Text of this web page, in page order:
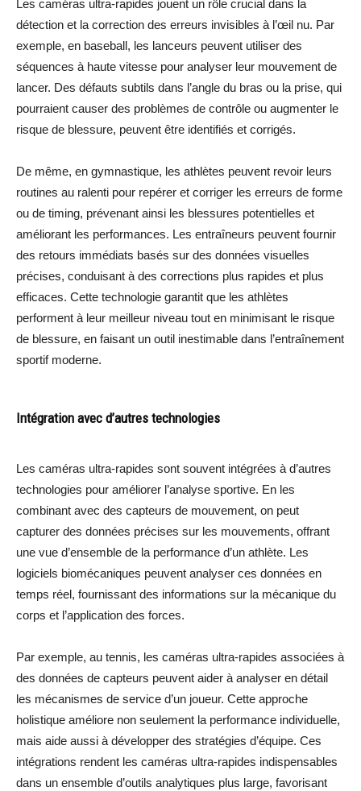
Les caméras ultra-rapides jouent un rôle crucial dans la
détection et la correction des erreurs invisibles à l’œil nu. Par
exemple, en baseball, les lanceurs peuvent utiliser des
séquences à haute vitesse pour analyser leur mouvement de
lancer. Des défauts subtils dans l’angle du bras ou la prise, qui
pourraient causer des problèmes de contrôle ou augmenter le
risque de blessure, peuvent être identifiés et corrigés.
De même, en gymnastique, les athlètes peuvent revoir leurs
routines au ralenti pour repérer et corriger les erreurs de forme
ou de timing, prévenant ainsi les blessures potentielles et
améliorant les performances. Les entraîneurs peuvent fournir
des retours immédiats basés sur des données visuelles
précises, conduisant à des corrections plus rapides et plus
efficaces. Cette technologie garantit que les athlètes
performent à leur meilleur niveau tout en minimisant le risque
de blessure, en faisant un outil inestimable dans l’entraînement
sportif moderne.
Intégration avec d’autres technologies
Les caméras ultra-rapides sont souvent intégrées à d’autres
technologies pour améliorer l’analyse sportive. En les
combinant avec des capteurs de mouvement, on peut
capturer des données précises sur les mouvements, offrant
une vue d’ensemble de la performance d’un athlète. Les
logiciels biomécaniques peuvent analyser ces données en
temps réel, fournissant des informations sur la mécanique du
corps et l’application des forces.
Par exemple, au tennis, les caméras ultra-rapides associées à
des données de capteurs peuvent aider à analyser en détail
les mécanismes de service d’un joueur. Cette approche
holistique améliore non seulement la performance individuelle,
mais aide aussi à développer des stratégies d’équipe. Ces
intégrations rendent les caméras ultra-rapides indispensables
dans un ensemble d’outils analytiques plus large, favorisant